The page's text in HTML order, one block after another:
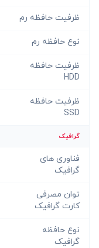
ظرفیت حافظه رم
نوع حافظه رم
ظرفیت حافظه
HDD
ظرفیت حافظه
SSD
گرافیک
فناوری های
گرافیک
توان مصرفی
کارت گرافیک
نوع حافظه
گرافیک